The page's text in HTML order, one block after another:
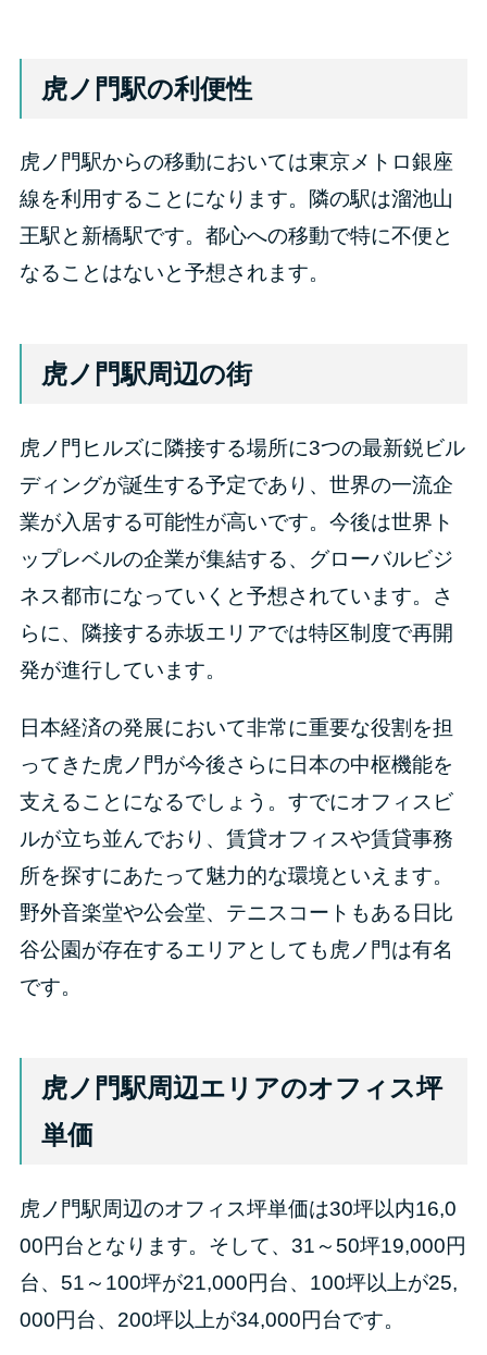
虎ノ門駅の利便性
虎ノ門駅からの移動においては東京メトロ銀座
線を利用することになります。隣の駅は溜池山
王駅と新橋駅です。都心への移動で特に不便と
なることはないと予想されます。
虎ノ門駅周辺の街
虎ノ門ヒルズに隣接する場所に3つの最新鋭ビル
ディングが誕生する予定であり、世界の一流企
業が入居する可能性が高いです。今後は世界ト
ップレベルの企業が集結する、グローバルビジ
ネス都市になっていくと予想されています。さ
らに、隣接する赤坂エリアでは特区制度で再開
発が進行しています。
日本経済の発展において非常に重要な役割を担
ってきた虎ノ門が今後さらに日本の中枢機能を
支えることになるでしょう。すでにオフィスビ
ルが立ち並んでおり、賃貸オフィスや賃貸事務
所を探すにあたって魅力的な環境といえます。
野外音楽堂や公会堂、テニスコートもある日比
谷公園が存在するエリアとしても虎ノ門は有名
です。
虎ノ門駅周辺エリアのオフィス坪
単価
虎ノ門駅周辺のオフィス坪単価は30坪以内16,0
00円台となります。そして、31～50坪19,000円
台、51～100坪が21,000円台、100坪以上が25,
000円台、200坪以上が34,000円台です。